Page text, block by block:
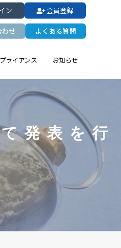
ン 会員登録
せ よくある質問
ライアンス お知らせ
発表を行